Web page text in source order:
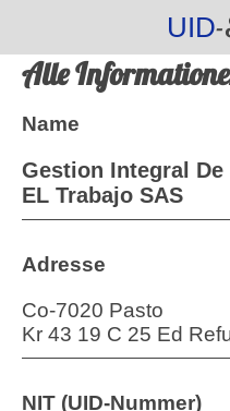
UID-
Alle
Name
Gestion Integral De
EL Trabajo SAS
Adresse
Co-7020 Pasto
Kr 43 19 C 25 Ed
NIT (UID-Nummer)